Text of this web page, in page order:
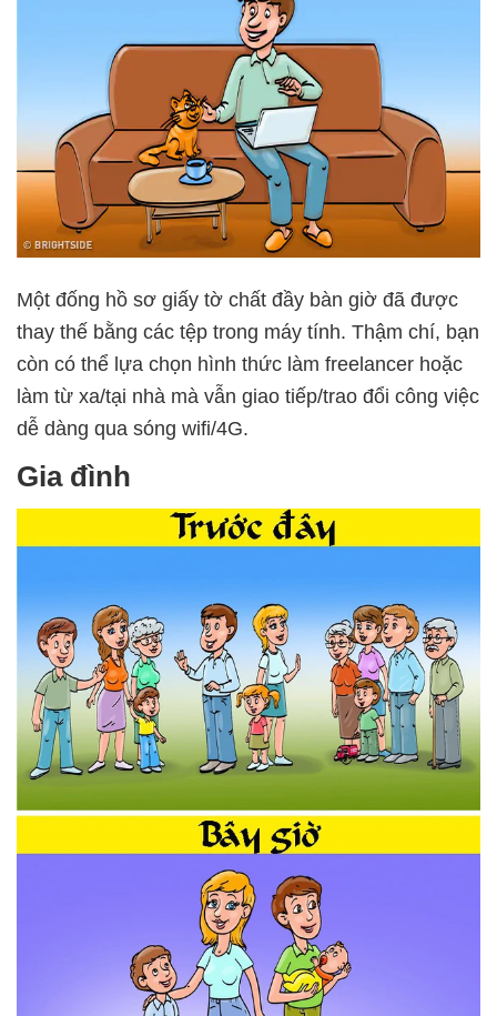
Một đống hồ sơ giấy tờ chất đầy bàn giờ đã được
thay thế bằng các tệp trong máy tính. Thậm chí, bạn
còn có thể lựa chọn hình thức làm freelancer hoặc
làm từ xa/tại nhà mà vẫn giao tiếp/trao đổi công việc
dễ dàng qua sóng wifi/4G.
Gia đình